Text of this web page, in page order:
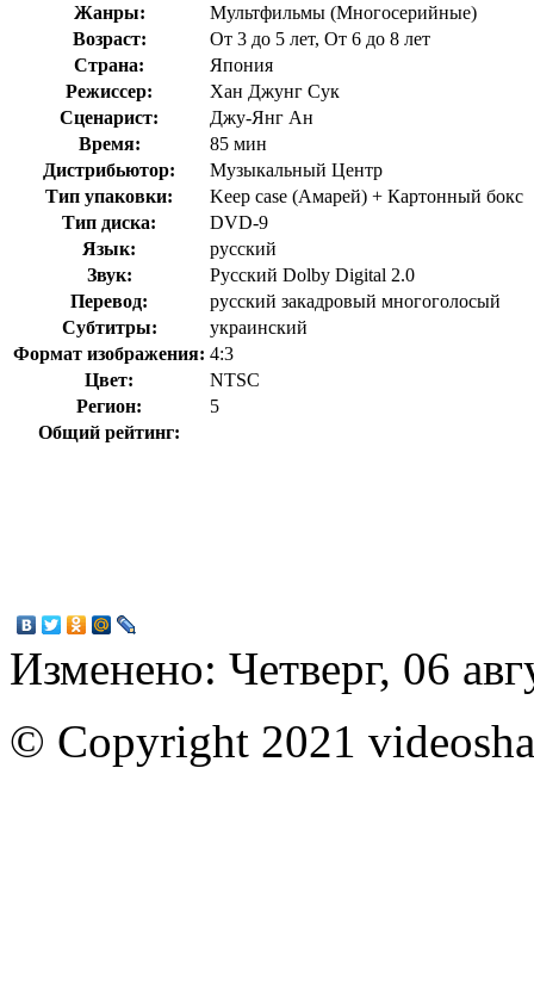
Жанры:
Мультфильмы (Многосерийные)
Возраст:
От 3 до 5 лет, От 6 до 8 лет
Страна:
Япония
Режиссер:
Хан Джунг Сук
Сценарист:
Джу-Янг Ан
Время:
85 мин
Дистрибьютор:
Музыкальный Центр
Тип упаковки:
Keep case (Амарей) + Картонный бокс
Тип диска:
DVD-9
Язык:
русский
Звук:
Русский Dolby Digital 2.0
Перевод:
русский закадровый многоголосый
Субтитры:
украинский
Формат изображения: 4:3
Цвет:
NTSC
Регион:
5
Общий рейтинг:
Изменено: Четверг, 06
© Copyright 2021